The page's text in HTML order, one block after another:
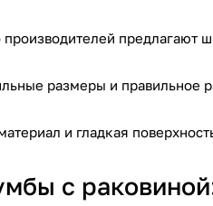
предлагают
размеры и
и гладкая
с